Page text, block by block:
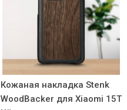
Кожаная накладка Stenk
WoodBacker для Xiaomi 15T